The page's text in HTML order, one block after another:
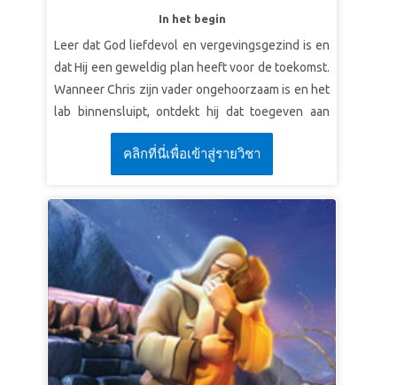
In het begin
Leer dat God liefdevol en vergevingsgezind is en
dat Hij een geweldig plan heeft voor de toekomst.
Wanneer Chris zijn vader ongehoorzaam is en het
lab binnensluipt, ontdekt hij dat toegeven aan
verleiding desastreuze gevolgen kan hebben!
Superbook neemt Chris, Joy en Gizmo mee om
getuige te zijn van Lucifers opstand en val uit de
hemel. Ontdek de schoonheid van Gods
schepping in de Hof van Eden en ontdek hoe
Adam en Eva door ongehoorzaamheid zonde in de
wereld brengen. De kinderen leren dat God
liefdevol en vergevingsgezind is en dat Hij een
geweldig plan heeft voor de toekomst! *Bekijk
voor deze cursus een voorbeeld van de
Bijbelverhalenvideo, want sommige beelden
kunnen te intens zijn voor jonge kinderen. De
คลิกที่นี่เพื่อเข้าสู่รายวิชา